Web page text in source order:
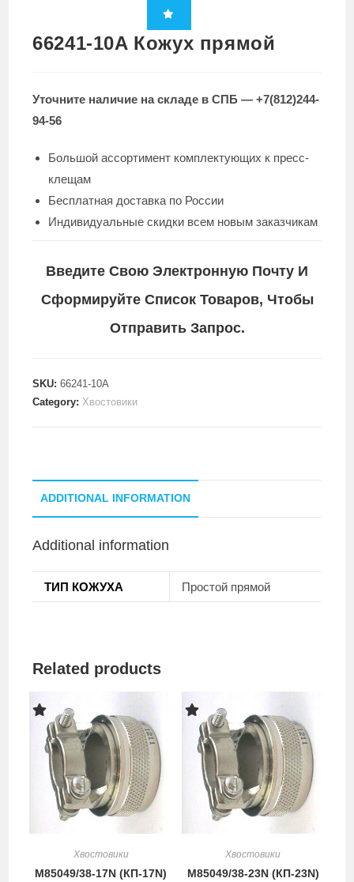
66241-10A Кожух прямой
Уточните наличие на складе в СПБ — +7(812)244-
94-56
Большой ассортимент комплектующих к пресс-
клещам
Бесплатная доставка по России
Индивидуальные скидки всем новым заказчикам
Введите Свою Электронную Почту И
Сформируйте Список Товаров, Чтобы
Отправить Запрос.
SKU:66241-10A
Category:Хвостовики
ADDITIONAL INFORMATION
Additional information
ТИП КОЖУХА Простой прямой
Related products
Хвостовики
M85049/38-17N (КП-17N)
Хвостовики
M85049/38-23N (КП-23N)